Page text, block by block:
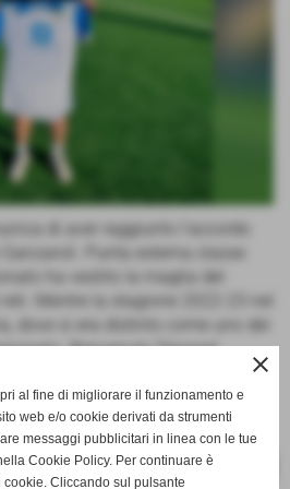
di aver raggiunto l'accordo
Punta esterna classe
ha vestito la maglia del
Mentre la stagione 2022-23 nel
dove si era distinto come uno dei
Benvenuto Simone!
SUCCESSIVO >>
close
al fine di migliorare il funzionamento e
web e/o cookie derivati da strumenti
messaggi pubblicitari in linea con le tue
Cookie Policy. Per continuare è
Cliccando sul pulsante